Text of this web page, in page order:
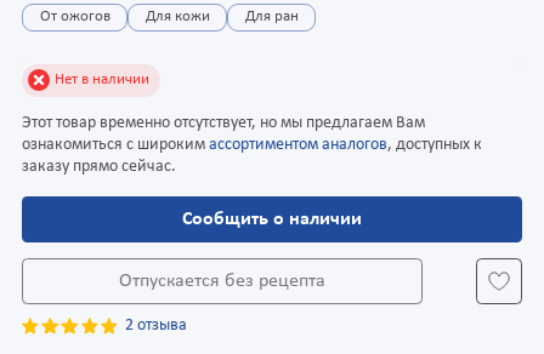
От ожогов Для кожи Для ран
Нет в наличии
Этот товар временно отсутствует, но мы предлагаем Вам
ознакомиться с широким ассортиментом аналогов, доступных к
заказу прямо сейчас.
Сообщить о наличии
Отпускается без рецепта
2 отзыва